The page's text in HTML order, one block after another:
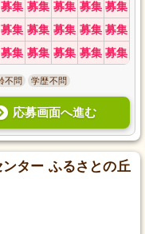
募集 募集 募集 募集 募集
募集 募集 募集 募集 募集
募集 募集 募集 募集 募集
不問 学歴不問
応募画面へ進む
ター ふるさとの丘